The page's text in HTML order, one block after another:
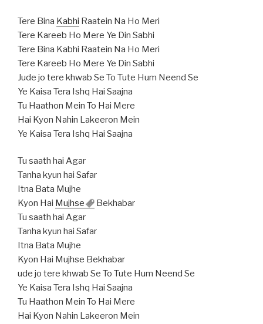
Tere Bina Kabhi Raatein Na Ho Meri
Tere Kareeb Ho Mere Ye Din Sabhi
Tere Bina Kabhi Raatein Na Ho Meri
Tere Kareeb Ho Mere Ye Din Sabhi
Jude jo tere khwab Se To Tute Hum Neend Se
Ye Kaisa Tera Ishq Hai Saajna
Tu Haathon Mein To Hai Mere
Hai Kyon Nahin Lakeeron Mein
Ye Kaisa Tera Ishq Hai Saajna
Tu saath hai Agar
Tanha kyun hai Safar
Itna Bata Mujhe
Kyon Hai Mujhse
Bekhabar
Tu saath hai Agar
Tanha kyun hai Safar
Itna Bata Mujhe
Kyon Hai Mujhse Bekhabar
ude jo tere khwab Se To Tute Hum Neend Se
Ye Kaisa Tera Ishq Hai Saajna
Tu Haathon Mein To Hai Mere
Hai Kyon Nahin Lakeeron Mein